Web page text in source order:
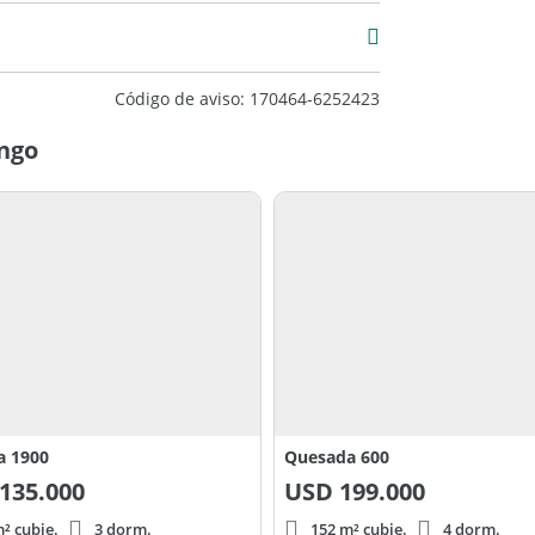
L/E
Código de aviso: 170464-6252423
1900
135.000
cubie. 3 dorm.
Quesada 600
USD 199.000
152 m² cubie. 4 dorm.